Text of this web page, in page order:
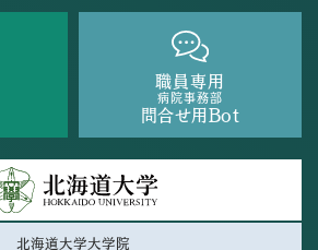
職員専用
病院事務部
問合せ用Bot
北海道大学大学院